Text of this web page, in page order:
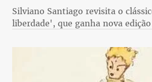
Silviano Santiago revisita o
liberdade', que ganha nova edição